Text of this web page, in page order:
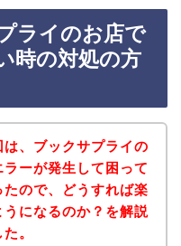
ライのお店で
時の対処の方
、ブックサプライの
ーが発生して困って
ので、どうすれば楽
になるのか？を解説
。